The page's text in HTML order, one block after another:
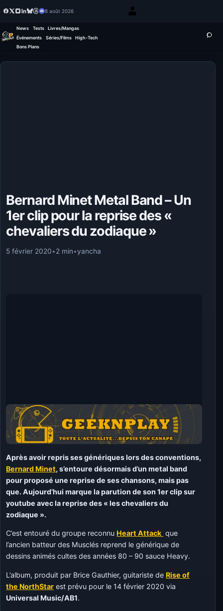
8 août 2026
News Tests
Livres/Mangas
Événements
Séries/Films
High-Tech
Bons Plans
Bernard Minet Metal Band – Un
1er clip pour la reprise des «
chevaliers du zodiaque »
5 février 2020•2 min•yancha
Après avoir repris ses génériques lors des conventions,
Bernard Minet, s’entoure désormais d’un metal band
pour proposé une reprise de ses chansons, mais pas
que. Aujourd’hui marque la parution de son 1er clip sur
youtube avec la reprise des « les chevaliers du
zodiaque ».
C’est entouré du groupe reconnuHeart Attack que
l’ancien batteur des Musclés reprend le générique de
dessins animés cultes des années 80 – 90 sauce Heavy.
L’album, produit par Brice Gauthier, guitariste deRise of
the NorthStar est prévu pour le 14 février 2020 via
Universal Music/AB1.